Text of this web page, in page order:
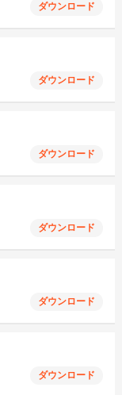
ダウンロード
ダウンロード
ダウンロード
ダウンロード
ダウンロード
ダウンロード